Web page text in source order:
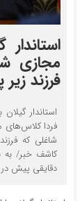
مجازی
فرزند
استاندار
فردا کلاس‌های
شاغلی که
کاشف خبر/ به
دقایقی پیش در